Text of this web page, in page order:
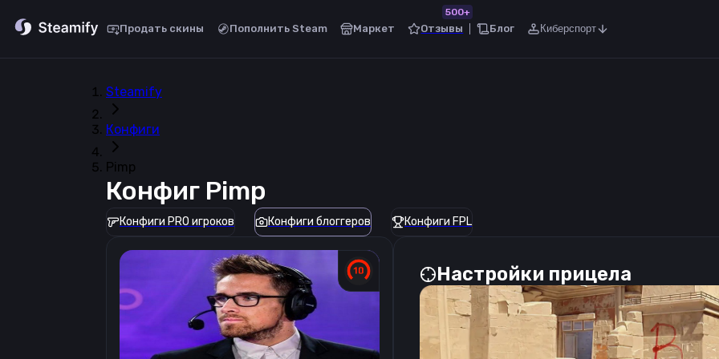
Продать скины Пополнить Steam Маркет Отзывы
500+
Блог Киберспорт
Steamify
Конфиги
Pimp
Конфиг Pimp
Конфиги PRO игроков Конфиги блоггеров Конфиги FPL
Настройки прицела